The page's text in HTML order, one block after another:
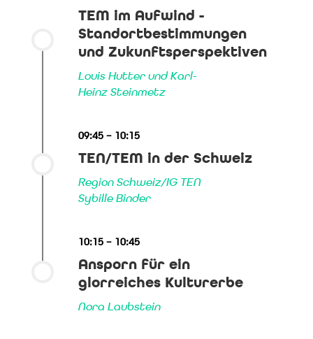
TEM im Aufwind -
Standortbestimmungen
und Zukunftsperspektiven
Louis Hutter und Karl-
Heinz Steinmetz
09:45 – 10:15
TEN/TEM in der Schweiz
Region Schweiz/IG TEN
Sybille Binder
10:15 – 10:45
Ansporn für ein
glorreiches Kulturerbe
Nora Laubstein